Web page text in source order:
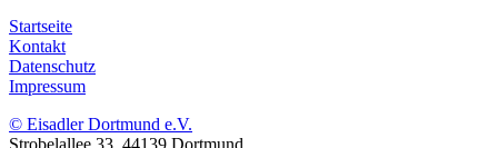
Startseite
Kontakt
Datenschutz
Impressum
© Eisadler Dortmund e.V.